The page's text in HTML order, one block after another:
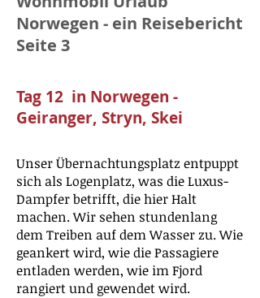
Norwegen - ein Reisebericht
Seite 3
Tag 12 in Norwegen -
Geiranger, Stryn, Skei
Unser Übernachtungsplatz entpuppt
sich als Logenplatz, was die Luxus-
Dampfer betrifft, die hier Halt
machen. Wir sehen stundenlang
dem Treiben auf dem Wasser zu. Wie
geankert wird, wie die Passagiere
entladen werden, wie im Fjord
rangiert und gewendet wird.